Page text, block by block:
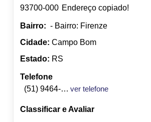
93700-000 Endereço copiado!
Bairro: - Bairro: Firenze
Cidade: Campo Bom
Estado: RS
Telefone
(51) 9464-9241
ver telefone
Classificar e Avaliar